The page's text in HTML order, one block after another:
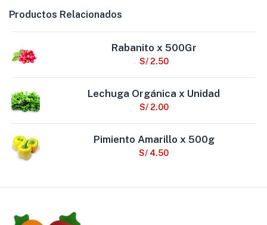
Productos Relacionados
Rabanito x 500Gr
S/2.50
Lechuga Orgánica x Unidad
S/2.00
Pimiento Amarillo x 500g
S/ 4.50